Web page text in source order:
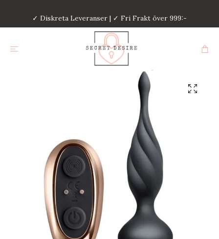
✓ Diskreta Leveranser | ✓ Fri Frakt över 999:-